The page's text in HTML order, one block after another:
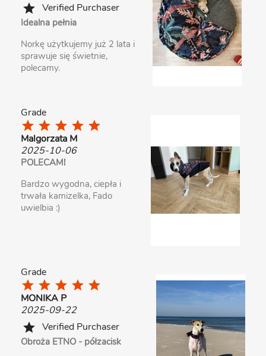
star Verified Purchaser
Idealna pełnia
Norkę użytkujemy już 2 lata i
sprawuje się świetnie,
polecamy.
Grade
star star star star star
Malgorzata M
2025-10-06
POLECAM!
Bardzo wygodna, ciepła i
trwała kamizelka, Fado
uwielbia :)
Grade
star star star star star
MONIKA P
2025-09-22
star Verified Purchaser
Obroża ETNO - półzacisk